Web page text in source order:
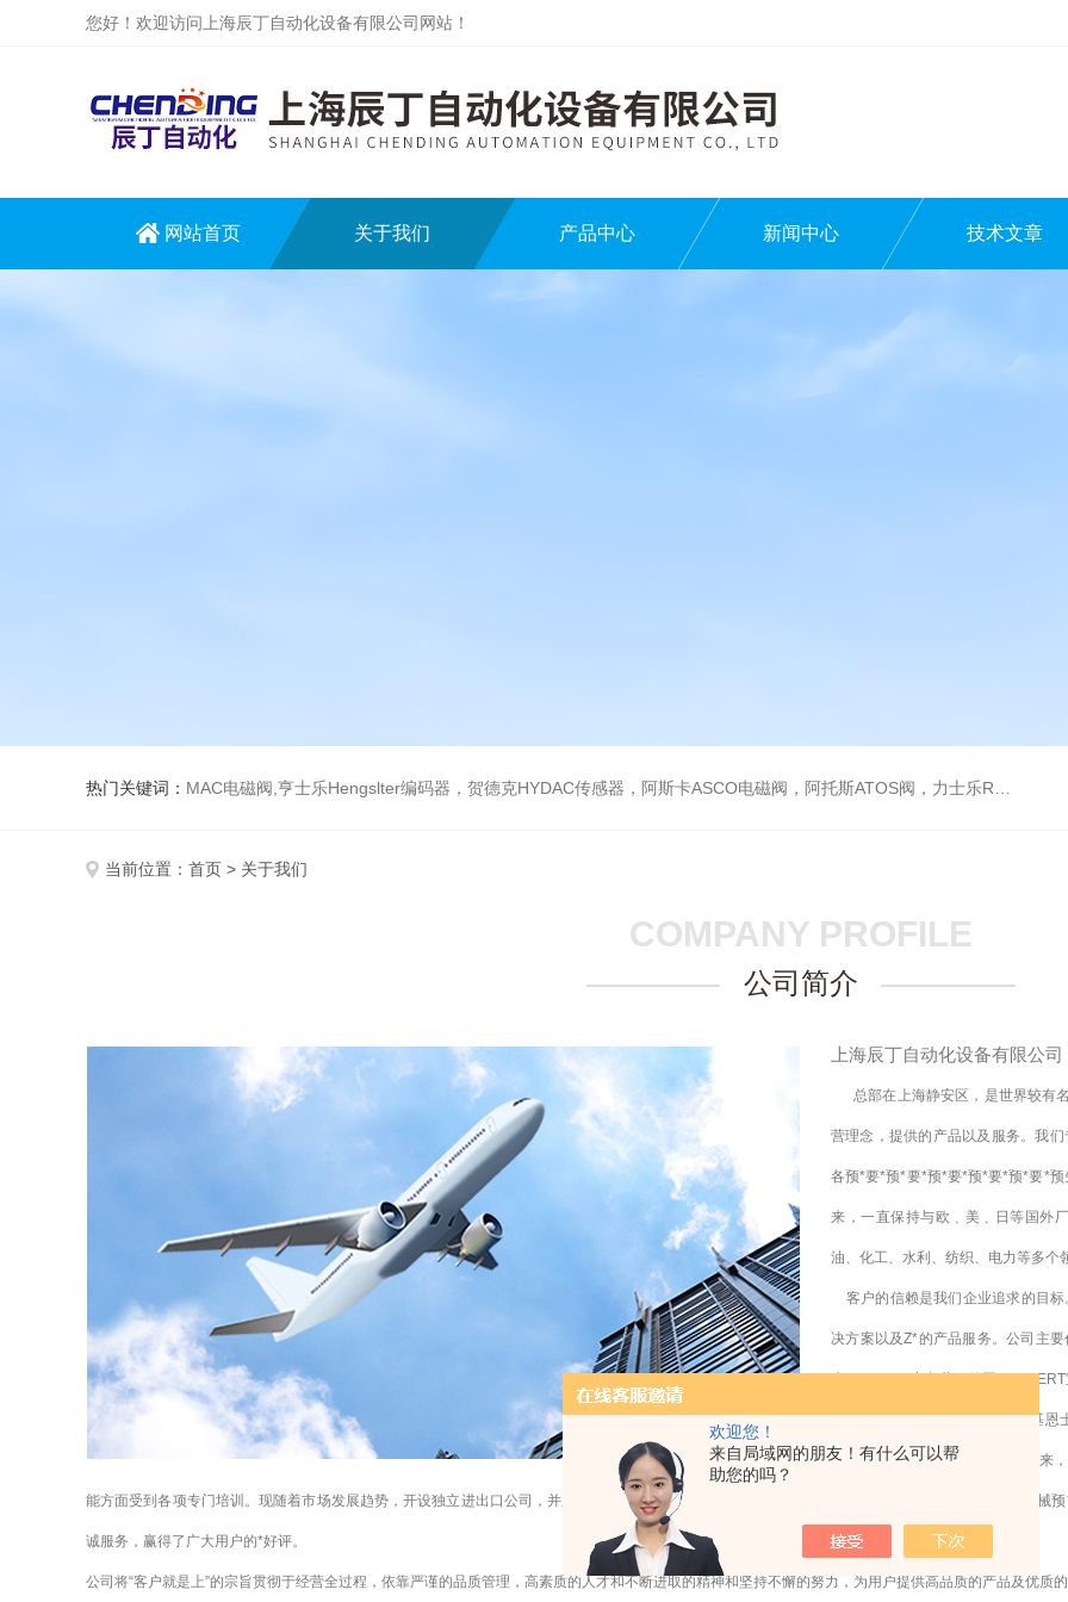
欢迎您！
来自局域网的朋友！有什么可以帮
助您的吗？
您好！欢迎访问上海辰丁自动化设备有限公司网站！
网站首页 关于我们 产品中心 新闻中心 技术文章
热门关键词： MAC电磁阀,亨士乐Hengslter编码器，贺德克HYDAC传感器，阿斯卡ASCO电磁阀，阿托斯ATOS阀，力士乐Rexroth泵，爱普EPRO传感器，穆格MOOG伺服阀，宝德BURKERT电磁阀，倍加福P F传感器
当前位置： 首页 > 关于我们
COMPANY PROFILE
公司简介
上海辰丁自动化设备有限公司
总部在上海静安区，是世界较有名
营理念，提供的产品以及服务。我
各预*要*预*要*预*要*预*要*预*要*
来，一直保持与欧﹑美﹑日等国外
油、化工、水利、纺织、电力等多个
客户的信赖是我们企业追求的目标
决方案以及Z*的产品服务。公司主
本KOGANEI小金井，德国
国PILZ皮尔兹，日本KEYENCE基恩
都具有*的专业管理制度。长期以来
能方面受到各项专门培训。现随着市场发展趋势，开设独立进出口公司，并应用专业的科学的管理方法，提高公司经营素质和理念。同时凭借我们在机
诚服务，赢得了广大用户的*好评。
公司将“客户就是上”的宗旨贯彻于经营全过程，依靠严谨的品质管理，高素质的人才和不断进取的精神和坚持不懈的努力，为用户提供高品质的产品及优质